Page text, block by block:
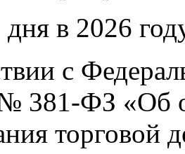
в 2026
с
381-ФЗ «Об
торговой